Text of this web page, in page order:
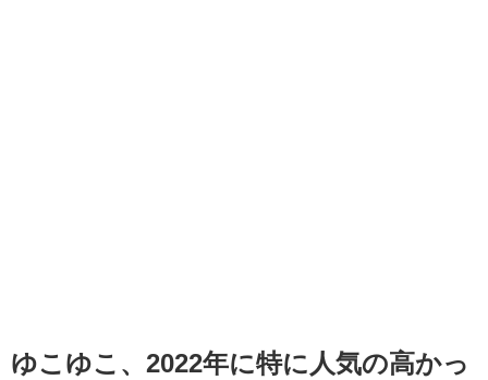
ゆこゆこ、2022年に特に人気の高かっ